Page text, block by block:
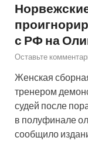
с РФ на
Оставьте
Женская
тренером
судей после
в полуфинале
сообщило